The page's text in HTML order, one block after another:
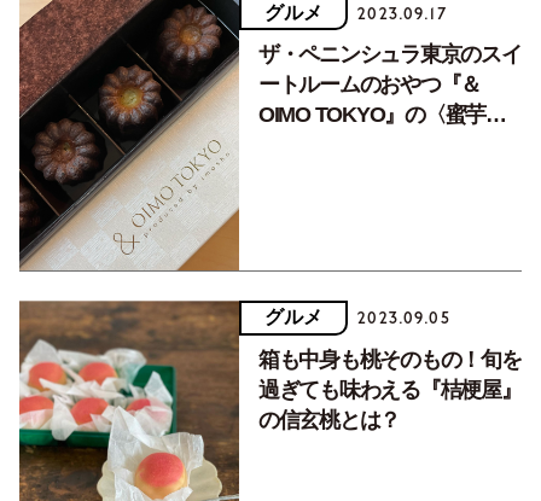
グルメ 2023.09.17
ザ・ペニンシュラ東京のスイ
ートルームのおやつ『＆
OIMO TOKYO』の〈蜜芋の
グルメ 2023.09.05
箱も中身も桃そのもの！旬を
過ぎても味わえる『桔梗屋』
の信玄桃とは？